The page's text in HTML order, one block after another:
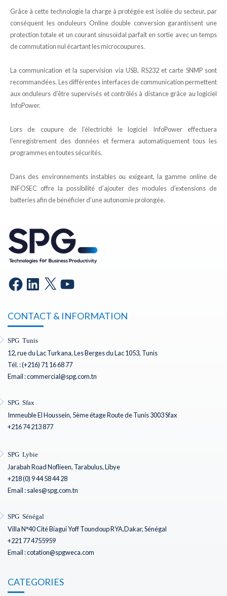
Grâce à cette technologie la charge à protégée est isolée du secteur, par
conséquent les onduleurs Online double conversion garantissent une
protection totale et un courant sinusoïdal parfait en sortie avec un temps
de commutation nul écartant les microcoupures.
La communication et la supervision via USB, RS232 et carte SNMP sont
recommandées. Les différentes interfaces de communication permettent
aux onduleurs d’être supervisés et contrôlés à distance grâce au logiciel
InfoPower.
Lors de coupure de l’électricité le logiciel InfoPower effectuera
l’enregistrement des données et fermera automatiquement tous les
programmes en toutes sécurités.
Dans des environnements instables ou exigeant, la gamme online de
INFOSEC offre la possibilité d’ajouter des modules d’extensions de
batteries afin de bénéficier d’une autonomie prolongée.
CONTACT & INFORMATION
SPG Tunis
12, rue du Lac Turkana, Les Berges du Lac 1053, Tunis
Tél. : (+216) 71 16 68 77
Email : commercial@spg.com.tn
SPG Sfax
Immeuble El Houssein, 5ème étage Route de Tunis 3003 Sfax
+216 74 213 877
SPG Lybie
Jarabah Road Noflieen, Tarabulus, Libye
+218 (0) 9 44 58 44 28
Email : sales@spg.com.tn
SPG Sénégal
Villa N°40 Cité Biagui Yoff Toundoup RYA,Dakar, Sénégal
+221 77 4755959
Email : cotation@spgweca.com
CATEGORIES